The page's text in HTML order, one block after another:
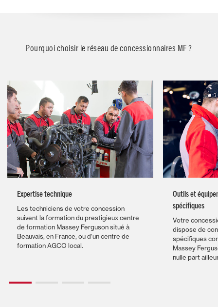
Pourquoi choisir le réseau de concessionnaires MF ?
Expertise technique
Les techniciens de votre concession
suivent la formation du prestigieux centre
de formation Massey Ferguson situé à
Beauvais, en France, ou d’un centre de
formation AGCO local.
Outils et
spécifiques
Votre
dispose de
spécifiques
Massey
nulle part